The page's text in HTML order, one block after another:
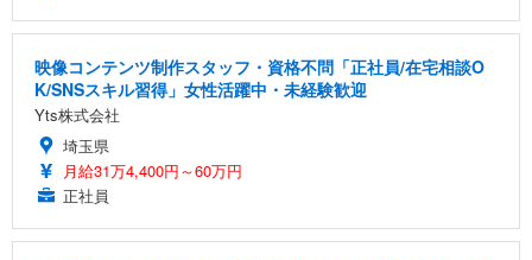
映像コンテンツ制作スタッフ・資格不問「正社員/在宅相談O
K/SNSスキル習得」女性活躍中・未経験歓迎
Yts株式会社
埼玉県
月給31万4,400円～60万円
正社員